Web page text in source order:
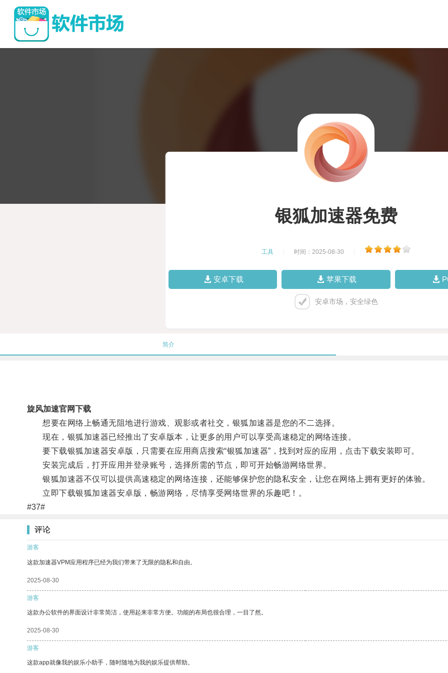
银狐加速器免费
工具 时间：2025-08-30
安卓下载 苹果下载
安卓市场，安全绿色
简介
旋风加速官网下载
想要在网络上畅通无阻地进行游戏、观影或者社交，银狐加速器是您的不二选择。
现在，银狐加速器已经推出了安卓版本，让更多的用户可以享受高速稳定的网络连接。
要下载银狐加速器安卓版，只需要在应用商店搜索“银狐加速器”，找到对应的应用，点击下载安装即可。
安装完成后，打开应用并登录账号，选择所需的节点，即可开始畅游网络世界。
银狐加速器不仅可以提供高速稳定的网络连接，还能够保护您的隐私安全，让您在网络上拥有更好的体验。
立即下载银狐加速器安卓版，畅游网络，尽情享受网络世界的乐趣吧！。
#37#
评论
游客
这款加速器VPM应用程序已经为我们带来了无限的隐私和自由。
2025-08-30
游客
这款办公软件的界面设计非常简洁，使用起来非常方便。功能的布局也很合理，一目了然。
2025-08-30
游客
这款app就像我的娱乐小助手，随时随地为我的娱乐提供帮助。